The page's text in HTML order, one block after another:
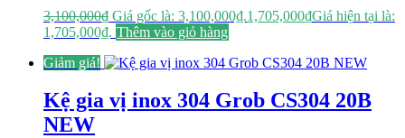
3,100,000₫ Giá gốc là: 3,100,000₫.1,705,000₫Giá hiện tại là:
1,705,000₫. Thêm vào giỏ hàng
Giảm giá!
Kệ gia vị inox 304 Grob CS304 20B
NEW